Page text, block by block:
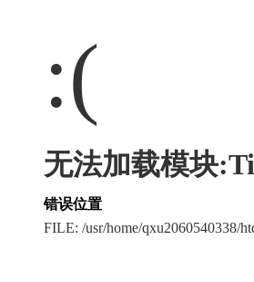
:(
无法加载模块
错误位置
FILE: /usr/home/